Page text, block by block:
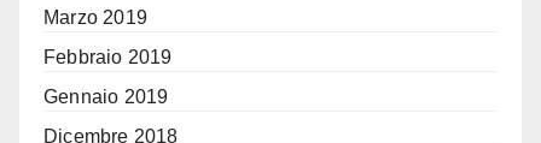
Marzo 2019
Febbraio 2019
Gennaio 2019
Dicembre 2018